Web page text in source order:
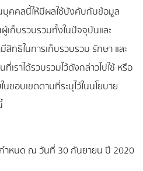
คคลนี้ให้มีผลใช้บังคับกับข้อมูล
เก็บรวบรวมทั้งในปัจจุบันและ
ทธิในการเก็บรวบรวม รักษา และ
ราได้รวบรวมไว้ดังกล่าวไปใช้ หรือ
ขอบเขตตามที่ระบุไว้ในนโยบาย
ำหนด ณ วันที่ 30 กันยายน ปี 2020